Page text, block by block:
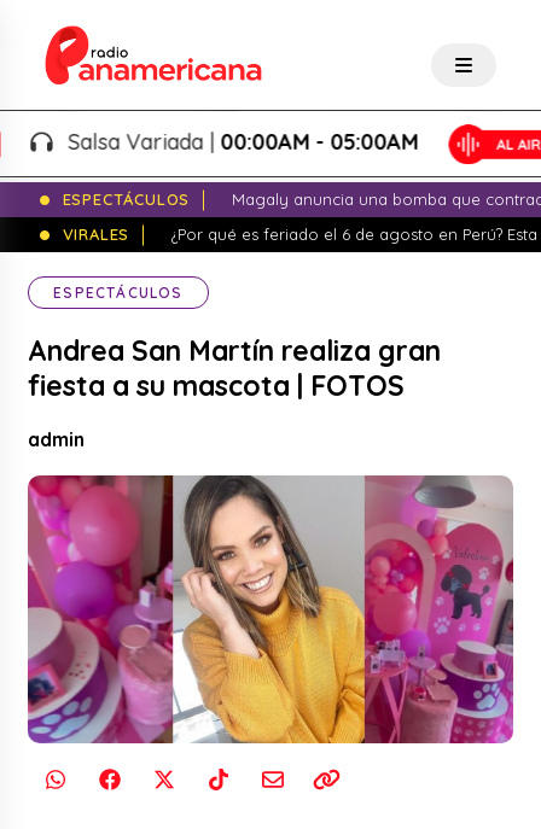
Salsa Variada |00:00AM - 05:00AM
ESPECTÁCULOS
Magaly anuncia una bomba que
VIRALES
¿Por qué es feriado el 6 de agosto en Perú?
ESPECTÁCULOS
Andrea San Martín realiza gran
fiesta a su mascota | FOTOS
admin